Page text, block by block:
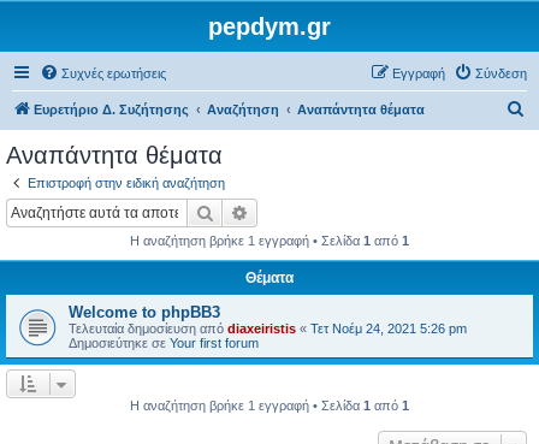
pepdym.gr
Συχνές ερωτήσεις Σύνδεση
Εγγραφή
Ευρετήριο Δ. Συζήτησης Αναζήτηση Αναπάντητα θέματα
Αναπάντητα θέματα
Επιστροφή στην ειδική αναζήτηση
Αναζήτηση
Η αναζήτηση βρήκε 1 εγγραφή • Σελίδα 1 από 1
Θέματα
Welcome to phpBB3
Τελευταία δημοσίευση από diaxeiristis « Τετ Νοέμ 24, 2021 5:26 pm
Δημοσιεύτηκε σε Your first forum
Η αναζήτηση βρήκε 1 εγγραφή • Σελίδα 1 από 1